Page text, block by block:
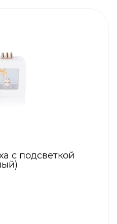
с подсветкой